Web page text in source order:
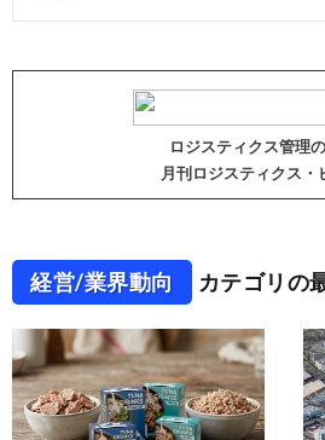
ロジスティクス管理
月刊ロジスティクス・
経営/業界動向 カテゴリの